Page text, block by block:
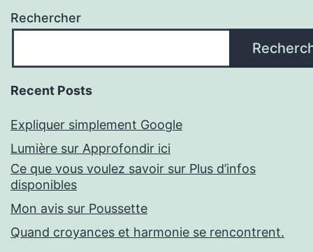
Rechercher
Recent Posts
Expliquer simplement Google
Lumière sur Approfondir ici
Ce que vous voulez savoir sur Plus d’infos
disponibles
Mon avis sur Poussette
Quand croyances et harmonie se rencontrent.